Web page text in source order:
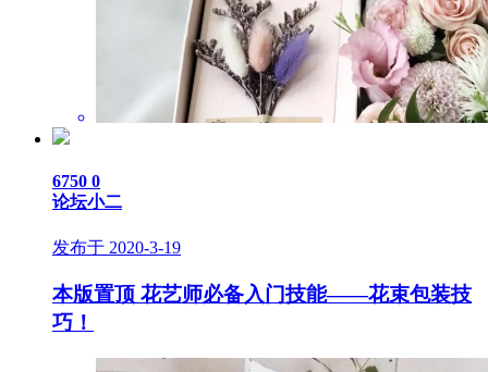
6750 0
论坛小二
发布于 2020-3-19
本版置顶 花艺师必备入门技能——花束包装技
巧！